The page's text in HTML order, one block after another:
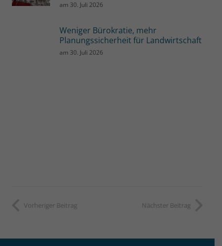
am 30. Juli 2026
Weniger Bürokratie, mehr
Planungssicherheit für Landwirtschaft
am 30. Juli 2026
Vorheriger Beitrag Nächster Beitrag